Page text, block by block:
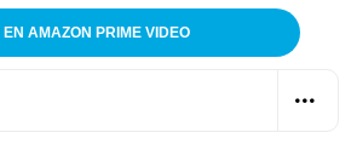
EN AMAZON PRIME VIDEO